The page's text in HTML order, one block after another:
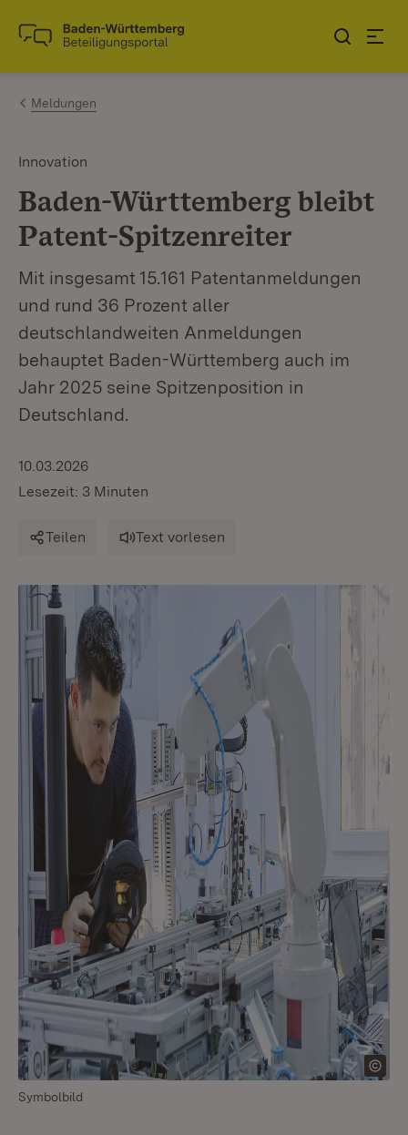
Zum Inhalt springen
Link zur Startseite
Meldungen
Innovation
Baden-Württemberg bleibt
Patent-Spitzenreiter
Mit insgesamt 15.161 Patentanmeldungen
und rund 36 Prozent aller
deutschlandweiten Anmeldungen
behauptet Baden-Württemberg auch im
Jahr 2025 seine Spitzenposition in
Deutschland.
10.03.2026
Lesezeit: 3 Minuten
Teilen Text vorlesen
Symbolbild